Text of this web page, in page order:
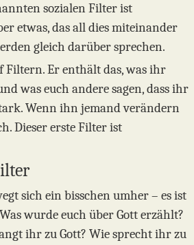
sozialen Filter ist
etwas, das all dies miteinander
gleich darüber sprechen.
Filtern. Er enthält das, was ihr
was euch andere sagen, dass ihr
Wenn ihn jemand verändern
Dieser erste Filter ist
sich ein bisschen umher – es ist
wurde euch über Gott erzählt?
ihr zu Gott? Wie sprecht ihr zu